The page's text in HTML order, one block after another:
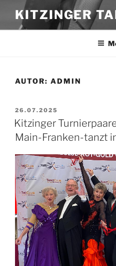
Inhalt
springen
KITZINGER
AUTOR: ADMIN
VERÖFFENTLICHT
AM
26.07.2025
Kitzinger
Main-Franken-tanzt